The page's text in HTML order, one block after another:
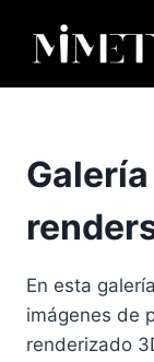
En esta
imágenes de
renderizado